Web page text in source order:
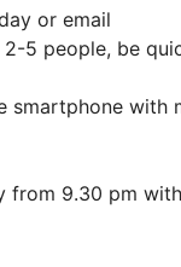
or email
2-5 people, be
smartphone with
from 9.30 pm with